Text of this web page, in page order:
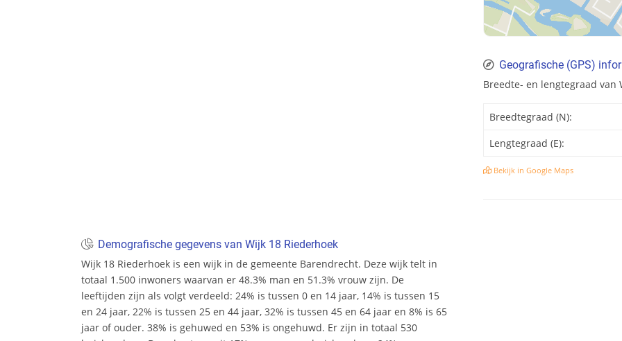
Demografische gegevens van Wijk 18 Riederhoek
Wijk 18 Riederhoek is een wijk in de gemeente Barendrecht. Deze wijk telt in
totaal 1.500 inwoners waarvan er 48.3% man en 51.3% vrouw zijn. De
leeftijden zijn als volgt verdeeld: 24% is tussen 0 en 14 jaar, 14% is tussen 15
en 24 jaar, 22% is tussen 25 en 44 jaar, 32% is tussen 45 en 64 jaar en 8% is 65
jaar of ouder. 38% is gehuwed en 53% is ongehuwd. Er zijn in totaal 530
Geografische (GPS)
Breedte- en lengtegraad van
Breedtegraad (N):
Lengtegraad (E):
Bekijk in Google Maps